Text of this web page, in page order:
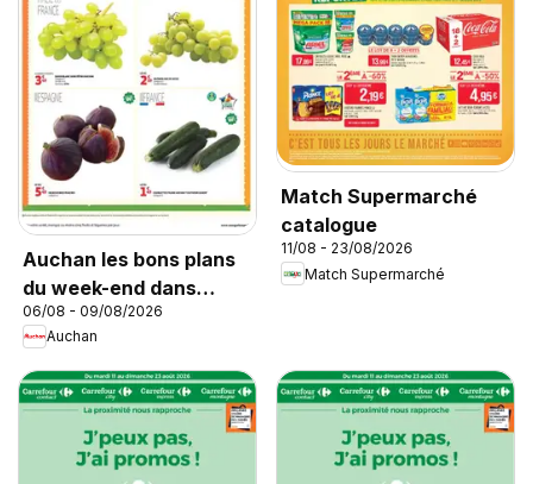
Auchan les bons plans
du week-end dans
votre super
06/08 - 09/08/2026
Auchan
Match Supermarché
catalogue
11/08 - 23/08/2026
Match Supermarché